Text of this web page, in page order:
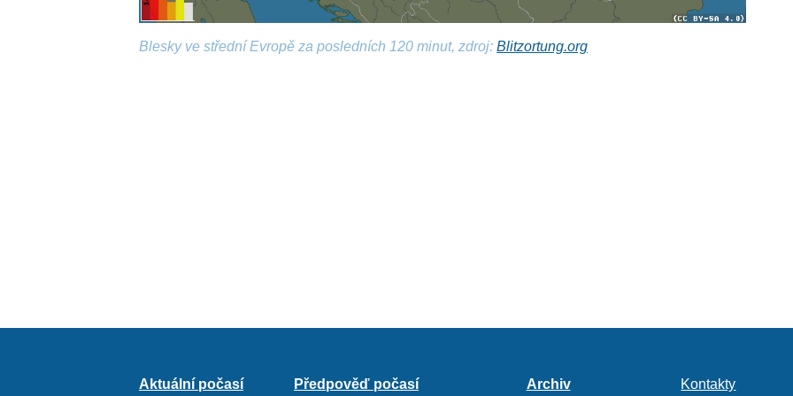
Blesky ve střední Evropě za posledních 120 minut, zdroj:Blitzortung.org
Aktuální počasí Předpověď počasí Archiv Kontakty